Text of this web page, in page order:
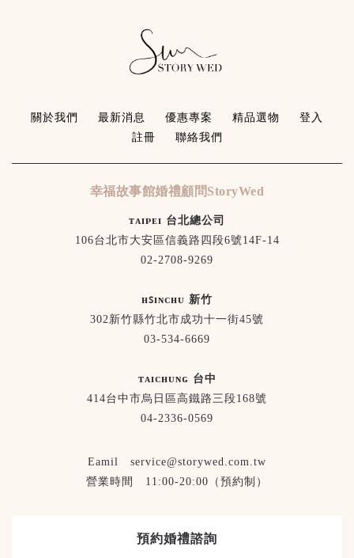
關於我們 最新消息 優惠專案 精品選物
登入
註冊
聯絡我們
幸福故事館婚禮顧問StoryWed
ᴛᴀɪᴘᴇɪ 台北總公司
106台北市大安區信義路四段6號14F-14
02-2708-9269
ʜꜱɪɴᴄʜᴜ 新竹
302新竹縣竹北市成功十一街45號
03-534-6669
ᴛᴀɪᴄʜᴜɴɢ 台中
414台中市烏日區高鐵路三段168號
04-2336-0569
Eamil service@storywed.com.tw
營業時間 11:00-20:00（預約制）
預約婚禮諮詢